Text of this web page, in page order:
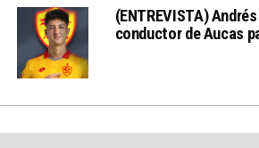
(ENTREVISTA)
conductor de Aucas